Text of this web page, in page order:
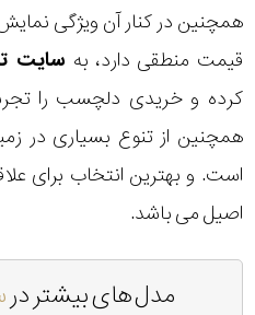
همچنین در کنار آن ویژگی
قیمت منطقی دارد، به سایت
کرده و خریدی دلچسب را
همچنین از تنوع بسیاری در
است. و بهترین انتخاب برای
اصیل می باشد.
مدل های بیشتر در